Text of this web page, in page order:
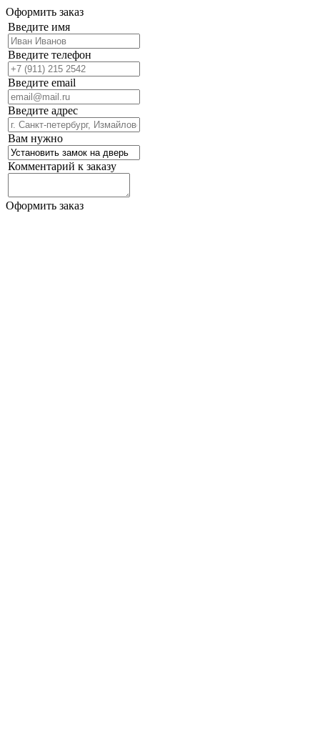
Оформить заказ
Введите имя
Введите телефон
Введите email
Введите адрес
Вам нужно
Комментарий к заказу
Оформить заказ